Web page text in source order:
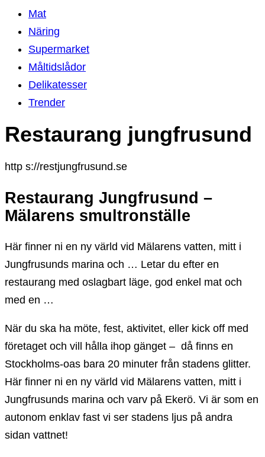
Mat
Näring
Supermarket
Måltidslådor
Delikatesser
Trender
Restaurang jungfrusund
http s://restjungfrusund.se
Restaurang Jungfrusund –
Mälarens smultronställe
Här finner ni en ny värld vid Mälarens vatten, mitt i
Jungfrusunds marina och … Letar du efter en
restaurang med oslagbart läge, god enkel mat och
med en …
När du ska ha möte, fest, aktivitet, eller kick off med
företaget och vill hålla ihop gänget – då finns en
Stockholms-oas bara 20 minuter från stadens glitter.
Här finner ni en ny värld vid Mälarens vatten, mitt i
Jungfrusunds marina och varv på Ekerö. Vi är som en
autonom enklav fast vi ser stadens ljus på andra
sidan vattnet!